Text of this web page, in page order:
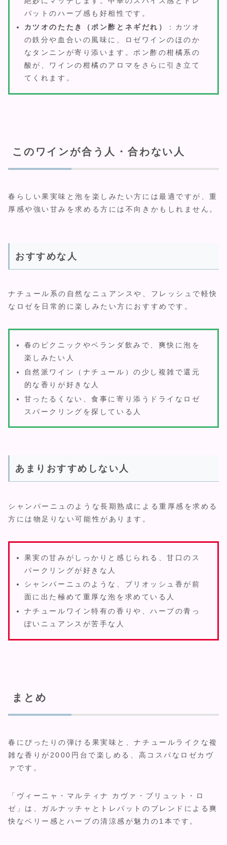
パットのハーブ感も好相性です。
カツオのたたき（ポン酢とネギだれ）
：カツオ
の鉄分や血合いの風味に、ロゼワインのほのか
なタンニンが寄り添います。ポン酢の柑橘系の
酸が、ワインの柑橘のアロマをさらに引き立て
てくれます。
このワインが合う人・合わない人
春らしい果実味と泡を楽しみたい方には最適ですが、重
厚感や強い甘みを求める方には不向きかもしれません。
おすすめな人
ナチュール系の自然なニュアンスや、フレッシュで軽快
なロゼを日常的に楽しみたい方におすすめです。
春のピクニックやベランダ飲みで、爽快に泡を
楽しみたい人
自然派ワイン（ナチュール）の少し複雑で還元
的な香りが好きな人
甘ったるくない、食事に寄り添うドライなロゼ
スパークリングを探している人
あまりおすすめしない人
シャンパーニュのような長期熟成による重厚感を求める
方には物足りない可能性があります。
果実の甘みがしっかりと感じられる、甘口のス
パークリングが好きな人
シャンパーニュのような、ブリオッシュ香が前
面に出た極めて重厚な泡を求めている人
ナチュールワイン特有の香りや、ハーブの青っ
ぽいニュアンスが苦手な人
まとめ
春にぴったりの弾ける果実味と、ナチュールライクな複
雑な香りが2000円台で楽しめる、高コスパなロゼカヴ
ァです。
「ヴィーニャ・マルティナ カヴァ・ブリュット・ロ
ゼ」は、ガルナッチャとトレパットのブレンドによる爽
快なベリー感とハーブの清涼感が魅力の1本です。